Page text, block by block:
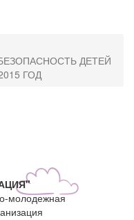
ДЕТЕЙ
ГОД
молодежная